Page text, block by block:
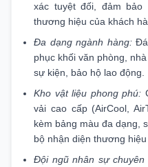
xác tuyệt đối, đảm
thương hiệu của khách
Đa dạng ngành hàng:
phục khối văn phòng,
sự kiện, bảo hộ lao động.
Kho vật liệu phong phú:
vải cao cấp (AirCool,
kèm bảng màu đa dạng,
bộ nhận diện thương
Đội ngũ nhân sự chuyên